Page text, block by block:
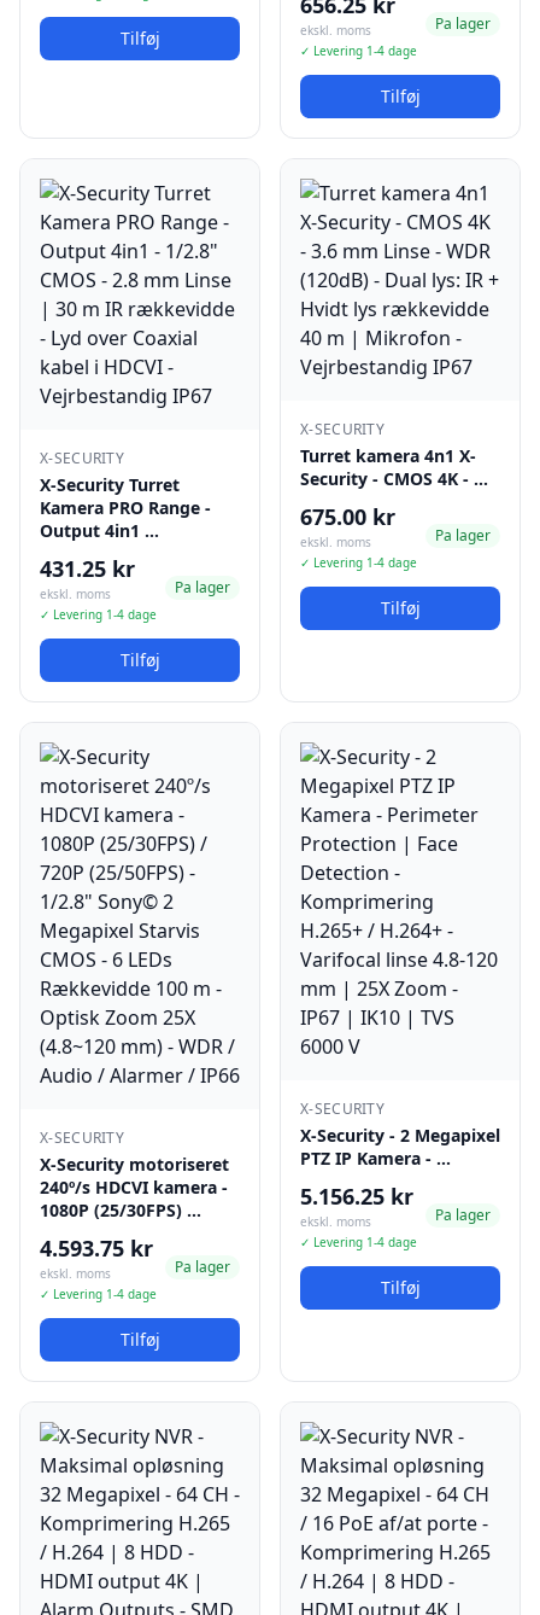
Tilføj
ekskl. moms
✓ Levering 1-4 dage
Pa lager
Tilføj
X-SECURITY
X-Security Turret
Kamera PRO Range -
Output 4in1 …
431.25 kr
ekskl. moms
✓ Levering 1-4 dage
Pa lager
Tilføj
X-SECURITY
Turret kamera 4n1 X-
Security - CMOS 4K - …
675.00 kr
ekskl. moms
✓ Levering 1-4 dage
Pa lager
Tilføj
X-SECURITY
X-Security motoriseret
240º/s HDCVI kamera -
1080P (25/30FPS) …
4.593.75 kr
ekskl. moms
✓ Levering 1-4 dage
Pa lager
Tilføj
X-SECURITY
X-Security - 2 Megapixel
PTZ IP Kamera - …
5.156.25 kr
ekskl. moms
✓ Levering 1-4 dage
Pa lager
Tilføj